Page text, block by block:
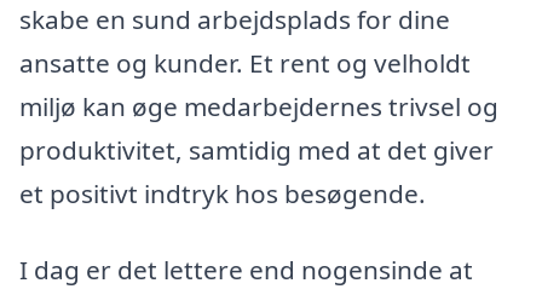
skabe en sund arbejdsplads for dine
ansatte og kunder. Et rent og velholdt
miljø kan øge medarbejdernes trivsel og
produktivitet, samtidig med at det giver
et positivt indtryk hos besøgende.
I dag er det lettere end nogensinde at